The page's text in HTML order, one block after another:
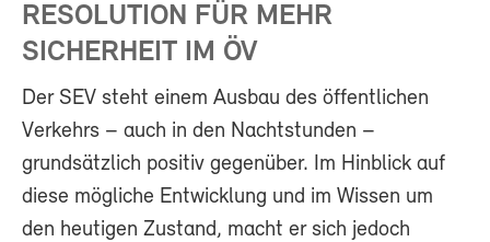
RESOLUTION FÜR MEHR
SICHERHEIT IM ÖV
Der SEV steht einem Ausbau des öffentlichen
Verkehrs – auch in den Nachtstunden –
grundsätzlich positiv gegenüber. Im Hinblick auf
diese mögliche Entwicklung und im Wissen um
den heutigen Zustand, macht er sich jedoch